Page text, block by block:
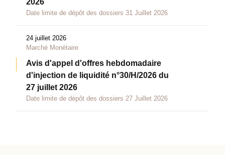
2026
Date limite de dépôt des dossiers 31 Juillet 2026
24 juillet 2026
Marché Monétaire
Avis d'appel d'offres hebdomadaire
d'injection de liquidité n°30/H/2026 du
27 juillet 2026
Date limite de dépôt des dossiers 27 Juillet 2026